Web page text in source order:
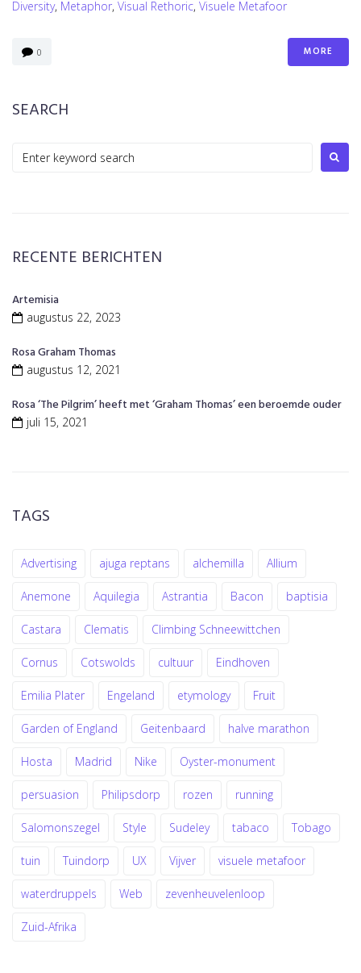
Diversity, Metaphor, Visual Rethoric, Visuele Metafoor
0 MORE
SEARCH
Search
RECENTE BERICHTEN
Artemisia
augustus 22, 2023
Rosa Graham Thomas
augustus 12, 2021
Rosa ‘The Pilgrim’ heeft met ‘Graham Thomas’ een beroemde ouder
juli 15, 2021
TAGS
Advertising ajuga reptans alchemilla Allium
Anemone Aquilegia Astrantia Bacon baptisia
Castara Clematis Climbing Schneewittchen
Cornus Cotswolds cultuur Eindhoven
Emilia Plater Engeland etymology Fruit
Garden of England Geitenbaard halve marathon
Hosta Madrid Nike Oyster-monument
persuasion Philipsdorp rozen running
Salomonszegel Style Sudeley tabaco Tobago
tuin Tuindorp UX Vijver visuele metafoor
waterdruppels Web zevenheuvelenloop
Zuid-Afrika